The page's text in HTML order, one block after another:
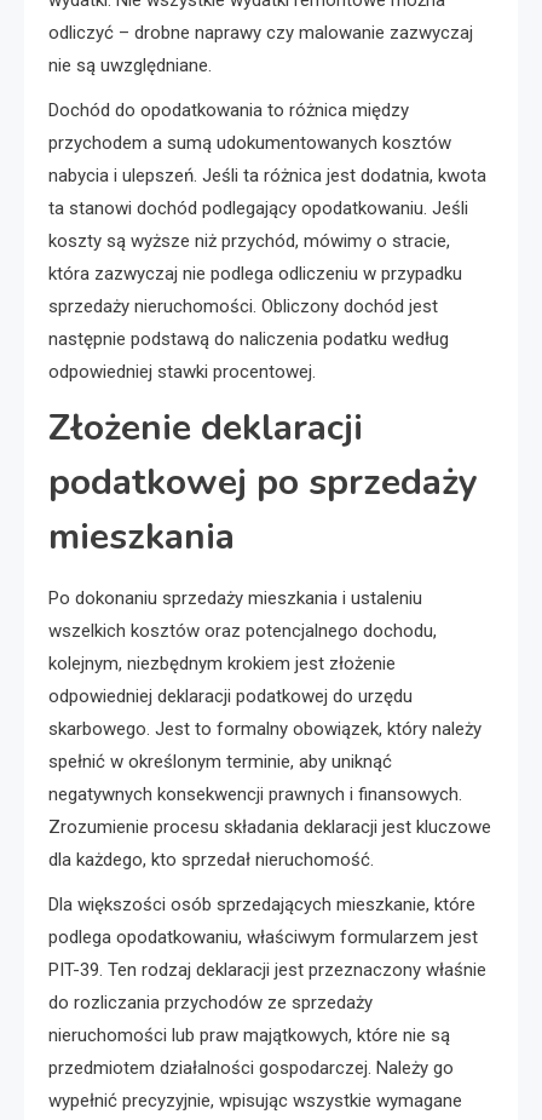
odliczyć – drobne naprawy czy malowanie zazwyczaj
nie są uwzględniane.
Dochód do opodatkowania to różnica między
przychodem a sumą udokumentowanych kosztów
nabycia i ulepszeń. Jeśli ta różnica jest dodatnia, kwota
ta stanowi dochód podlegający opodatkowaniu. Jeśli
koszty są wyższe niż przychód, mówimy o stracie,
która zazwyczaj nie podlega odliczeniu w przypadku
sprzedaży nieruchomości. Obliczony dochód jest
następnie podstawą do naliczenia podatku według
odpowiedniej stawki procentowej.
Złożenie deklaracji
podatkowej po sprzedaży
mieszkania
Po dokonaniu sprzedaży mieszkania i ustaleniu
wszelkich kosztów oraz potencjalnego dochodu,
kolejnym, niezbędnym krokiem jest złożenie
odpowiedniej deklaracji podatkowej do urzędu
skarbowego. Jest to formalny obowiązek, który należy
spełnić w określonym terminie, aby uniknąć
negatywnych konsekwencji prawnych i finansowych.
Zrozumienie procesu składania deklaracji jest kluczowe
dla każdego, kto sprzedał nieruchomość.
Dla większości osób sprzedających mieszkanie, które
podlega opodatkowaniu, właściwym formularzem jest
PIT-39. Ten rodzaj deklaracji jest przeznaczony właśnie
do rozliczania przychodów ze sprzedaży
nieruchomości lub praw majątkowych, które nie są
przedmiotem działalności gospodarczej. Należy go
wypełnić precyzyjnie, wpisując wszystkie wymagane